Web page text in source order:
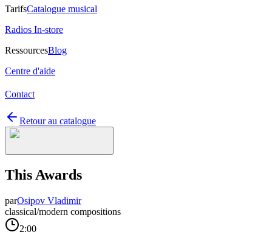
TarifsCatalogue musical
Radios In-store
RessourcesBlog
Centre d'aide
Contact
Retour au catalogue
This Awards
parOsipov Vladimir
classical/modern compositions
2:00